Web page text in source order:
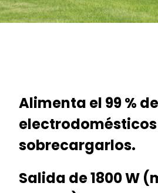
Alimenta el 99 %
sobrecargarlos.
Salida de 1800 W